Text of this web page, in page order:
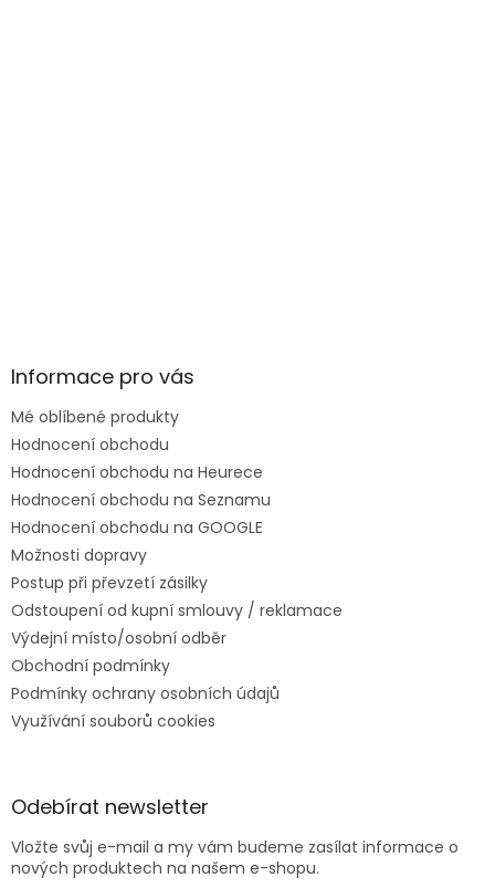
Informace pro vás
Mé oblíbené produkty
Hodnocení obchodu
Hodnocení obchodu na Heurece
Hodnocení obchodu na Seznamu
Hodnocení obchodu na GOOGLE
Možnosti dopravy
Postup při převzetí zásilky
Odstoupení od kupní smlouvy / reklamace
Výdejní místo/osobní odběr
Obchodní podmínky
Podmínky ochrany osobních údajů
Využívání souborů cookies
Odebírat newsletter
Vložte svůj e-mail a my vám budeme zasílat informace o
nových produktech na našem e-shopu.